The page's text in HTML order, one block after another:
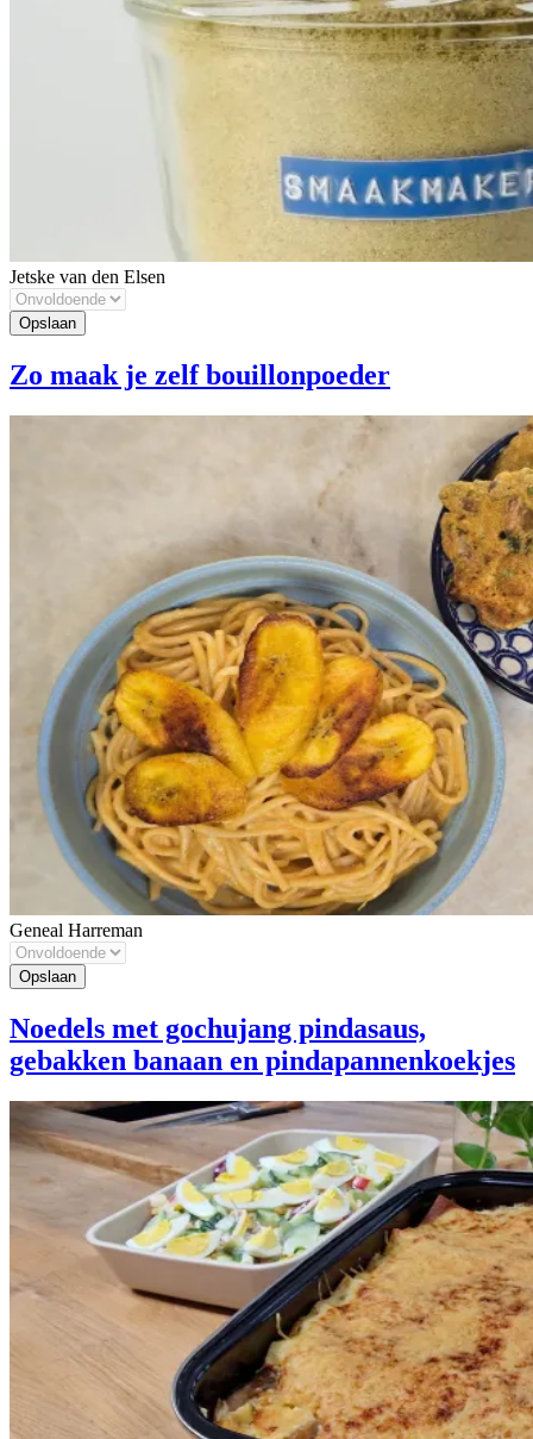
Jetske van den Elsen
Zo maak je zelf bouillonpoeder
Geneal Harreman
Noedels met gochujang pindasaus,
gebakken banaan en pindapannenkoekjes